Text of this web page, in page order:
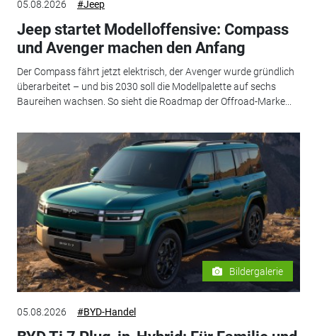
05.08.2026 #Jeep
Jeep startet Modelloffensive: Compass
und Avenger machen den Anfang
Der Compass fährt jetzt elektrisch, der Avenger wurde gründlich
überarbeitet – und bis 2030 soll die Modellpalette auf sechs
Baureihen wachsen. So sieht die Roadmap der Offroad-Marke...
Bildergalerie
05.08.2026 #BYD-Handel